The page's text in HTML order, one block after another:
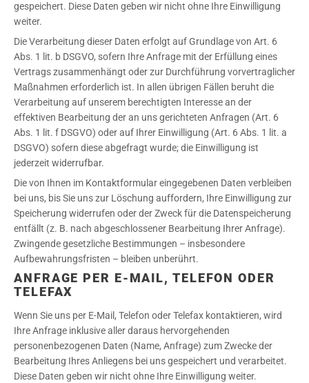
gespeichert. Diese Daten geben wir nicht ohne Ihre Einwilligung
weiter.
Die Verarbeitung dieser Daten erfolgt auf Grundlage von Art. 6
Abs. 1 lit. b DSGVO, sofern Ihre Anfrage mit der Erfüllung eines
Vertrags zusammenhängt oder zur Durchführung vorvertraglicher
Maßnahmen erforderlich ist. In allen übrigen Fällen beruht die
Verarbeitung auf unserem berechtigten Interesse an der
effektiven Bearbeitung der an uns gerichteten Anfragen (Art. 6
Abs. 1 lit. f DSGVO) oder auf Ihrer Einwilligung (Art. 6 Abs. 1 lit. a
DSGVO) sofern diese abgefragt wurde; die Einwilligung ist
jederzeit widerrufbar.
Die von Ihnen im Kontaktformular eingegebenen Daten verbleiben
bei uns, bis Sie uns zur Löschung auffordern, Ihre Einwilligung zur
Speicherung widerrufen oder der Zweck für die Datenspeicherung
entfällt (z. B. nach abgeschlossener Bearbeitung Ihrer Anfrage).
Zwingende gesetzliche Bestimmungen – insbesondere
Aufbewahrungsfristen – bleiben unberührt.
ANFRAGE PER E-MAIL, TELEFON ODER
TELEFAX
Wenn Sie uns per E-Mail, Telefon oder Telefax kontaktieren, wird
Ihre Anfrage inklusive aller daraus hervorgehenden
personenbezogenen Daten (Name, Anfrage) zum Zwecke der
Bearbeitung Ihres Anliegens bei uns gespeichert und verarbeitet.
Diese Daten geben wir nicht ohne Ihre Einwilligung weiter.